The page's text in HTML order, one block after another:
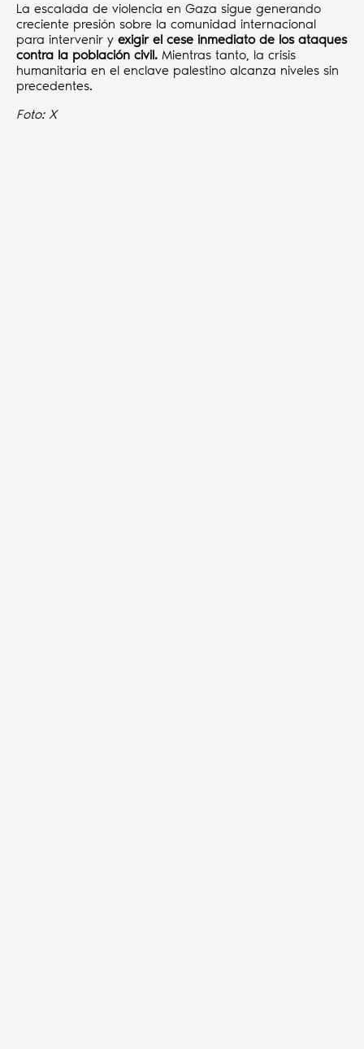
La escalada de violencia en Gaza sigue generando
creciente presión sobre la comunidad internacional
para intervenir y exigir el cese inmediato de los ataques
contra la población civil. Mientras tanto, la crisis
humanitaria en el enclave palestino alcanza niveles sin
precedentes.
Foto: X